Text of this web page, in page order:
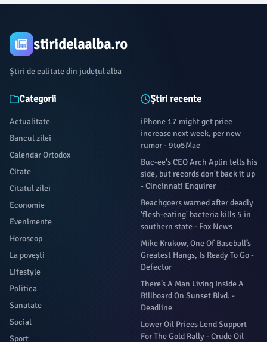
stiridelaalba.ro
Știri de calitate din județul alba
Categorii
Actualitate
Bancul zilei
Calendar Ortodox
Citate
Citatul zilei
Economie
Evenimente
Horoscop
La povești
Lifestyle
Politica
Sanatate
Social
Sport
Știri recente
iPhone 17 might get price
increase next week, per new
rumor - 9to5Mac
Buc-ee's CEO Arch Aplin tells his
side, but records don't back it up
- Cincinnati Enquirer
Beachgoers warned after deadly
'flesh-eating' bacteria kills 5 in
southern state - Fox News
Mike Krukow, One Of Baseball’s
Greatest Hangs, Is Ready To Go -
Defector
There’s A Man Living Inside A
Billboard On Sunset Blvd. -
Deadline
Lower Oil Prices Lend Support
For The Gold Rally - Crude Oil